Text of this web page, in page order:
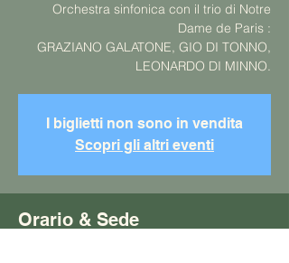
Orchestra sinfonica con il trio di Notre
Dame de Paris :
GRAZIANO GALATONE, GIO DI TONNO,
LEONARDO DI MINNO.
I biglietti non sono in vendita
Scopri gli altri eventi
Orario & Sede